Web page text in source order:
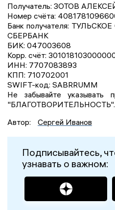
Получатель: ЗОТОВ
Номер счёта:
Банк получателя:
СБЕРБАНК
БИК: 047003608
Корр. счёт:
ИНН: 7707083893
КПП: 710702001
SWIFT-код: SABRRUMM
Не забывайте указывать
"БЛАГОТВОРИТЕЛЬНОСТЬ".
Автор:
Сергей Иванов
Подписывайтесь,
узнавать о важном: